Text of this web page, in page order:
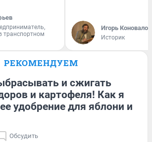
транспортном
Игорь Коновалов
Историк
РЕКОМЕНДУЕМ
и сжигать
и картофеля! Как я
удобрение для яблони и
Обсудить